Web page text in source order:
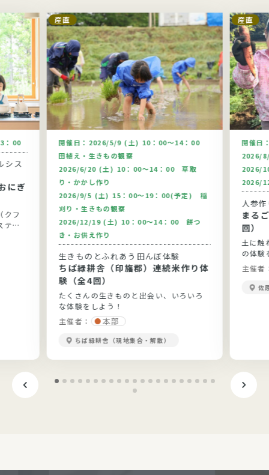
：00
シス
にぎ
クフ
テム
産直
開催日： 2026/5/9 (土) 10：00～14：00
田植え・生きもの観察
2026/6/20 (土) 10：00～14：00 草取
り・かかし作り
2026/9/5 (土) 15：00～19：00(予定) 稲
刈り・生きもの観察
2026/12/19 (土) 10：00～14：00 餅つ
き・お供え作り
生きものとふれあう田んぼ体験
ちば緑耕舎（印旛郡）連続米作り体
験（全4回）
たくさんの生きものと出会い、いろいろ
な体験をしよう！
主催者：
本部
ちば緑耕舎（現地集合・解散）
産直
開催日
2026/
2026/
2026/
人参
まる
回）
土に触
の体験
主催者
佐